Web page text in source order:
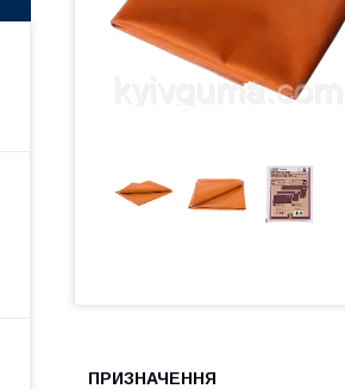
ПРИЗНАЧЕННЯ